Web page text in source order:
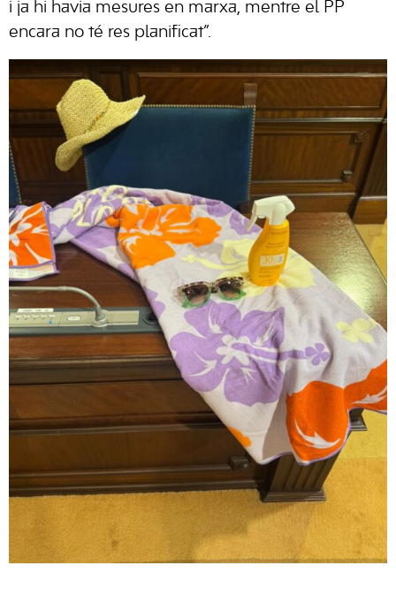
i ja hi havia mesures en marxa, mentre el PP
encara no té res planificat”.